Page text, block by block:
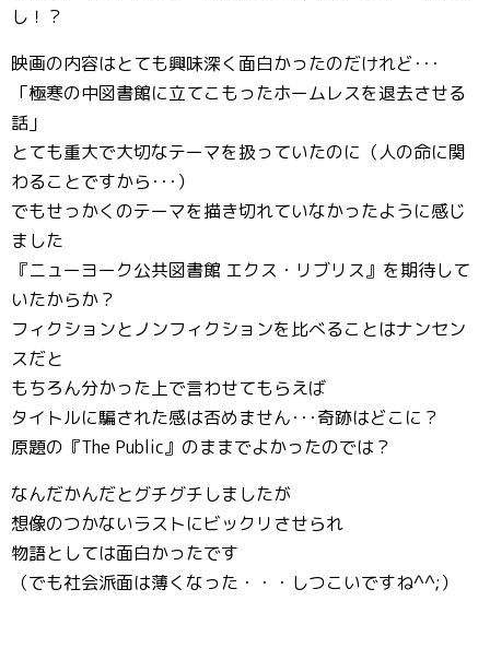
し！？
映画の内容はとても興味深く面白かったのだけれど･･･
「極寒の中図書館に立てこもったホームレスを退去させる
話」
とても重大で大切なテーマを扱っていたのに（人の命に関
わることですから･･･）
でもせっかくのテーマを描き切れていなかったように感じ
ました
『ニューヨーク公共図書館 エクス・リブリス』を期待して
いたからか？
フィクションとノンフィクションを比べることはナンセン
スだと
もちろん分かった上で言わせてもらえば
タイトルに騙された感は否めません･･･奇跡はどこに？
原題の『The Public』のままでよかったのでは？
なんだかんだとグチグチしましたが
想像のつかないラストにビックリさせられ
物語としては面白かったです
（でも社会派面は薄くなった・・・しつこいですね^^;）